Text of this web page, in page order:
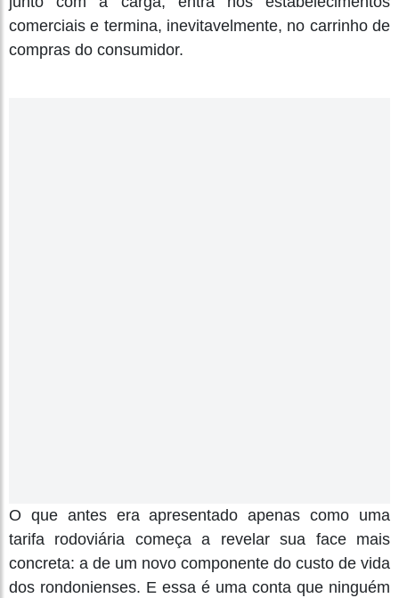
comerciais e termina, inevitavelmente, no carrinho de
compras do consumidor.
O que antes era apresentado apenas como uma
tarifa rodoviária começa a revelar sua face mais
concreta: a de um novo componente do custo de vida
dos rondonienses. E essa é uma conta que ninguém